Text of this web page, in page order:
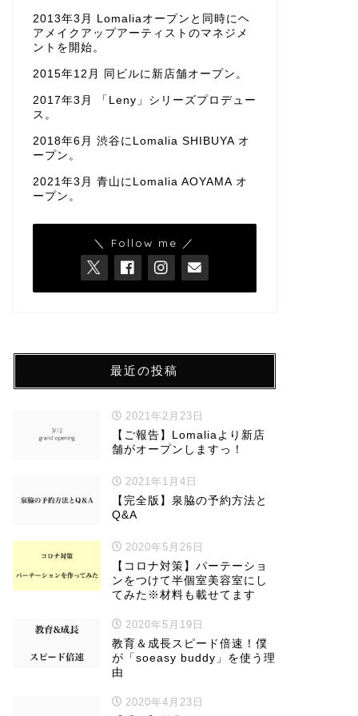
2013年3月 Lomaliaオープンと同時にヘ
アメイクアップアーティストのマネジメ
ントを開始。
2015年12月 同ビルに新店舗オープン。
2017年3月 「Leny」シリーズプロデュー
ス。
2018年6月 渋谷にLomalia SHIBUYA オ
ープン。
2021年3月 青山にLomalia AOYAMA オ
ープン。
＼ Follow me ／
最近の投稿
2021年2月23日
【ご報告】Lomaliaより新店
舗がオープンしますっ！
2021年1月4日
【完全版】泉脇の予約方法と
Q&A
2020年5月26日
【コロナ対策】パーテーショ
ンをつけて半個室美容室にし
てみた※材料も載せてます
2020年5月19日
教育＆成長スピード倍速！僕
が「soeasy buddy」を使う理
由
2020年4月23日